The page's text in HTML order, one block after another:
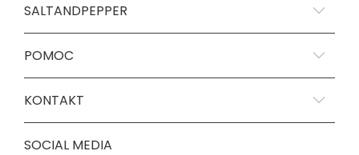
SALTANDPEPPER
POMOC
KONTAKT
SOCIAL MEDIA